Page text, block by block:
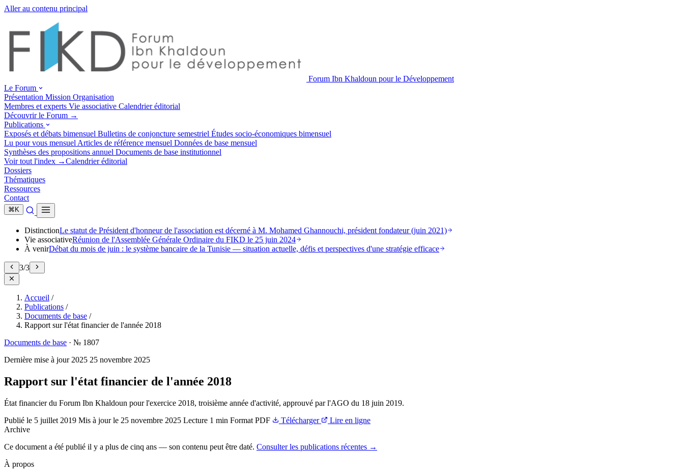
Aller au contenu principal
Forum Ibn Khaldoun pour le Développement
Le Forum
Présentation Mission Organisation
Membres et experts Vie associative Calendrier éditorial
Découvrir le Forum →
Publications
Exposés et débats bimensuel Bulletins de conjoncture semestriel Études socio-économiques bimensuel
Lu pour vous mensuel Articles de référence mensuel Données de base mensuel
Synthèses des propositions annuel Documents de base institutionnel
Voir tout l'index →Calendrier éditorial
Dossiers
Thématiques
Ressources
Contact
⌘ K
DistinctionLe statut de Président d'honneur de l'association est décerné à M. Mohamed Ghannouchi, président fondateur (juin 2021)
Vie associativeRéunion de l'Assemblée Générale Ordinaire du FIKD le 25 juin 2024
À venirDébat du mois de juin : le système bancaire de la Tunisie — situation actuelle, défis et perspectives d'une stratégie efficace
3/3
Accueil /
Publications /
Documents de base /
Rapport sur l'état financier de l'année 2018
Documents de base · № 1807
Dernière mise à jour 2025 25 novembre 2025
Rapport sur l'état financier de l'année 2018
État financier du Forum Ibn Khaldoun pour l'exercice 2018, troisième année d'activité, approuvé par l'AGO du 18 juin 2019.
Publié le 5 juillet 2019 Mis à jour le 25 novembre 2025 Lecture 1 min Format PDF Télécharger
Lire en ligne
Archive
Ce document a été publié il y a plus de cinq ans — son contenu peut être daté. Consulter les publications récentes →
À propos